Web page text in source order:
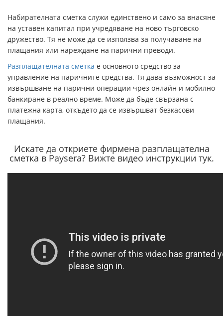
Набирателната сметка служи единствено и само за внасяне
на уставен капитал при учредяване на ново търговско
дружество. Тя не може да се използва за получаване на
плащания или нареждане на парични преводи.
Разплащателната сметка е основното средство за
управление на паричните средства. Тя дава възможност за
извършване на парични операции чрез онлайн и мобилно
банкиране в реално време. Може да бъде свързана с
платежна карта, откъдето да се извършват безкасови
плащания.
Искате да откриете фирмена разплащателна
сметка в Paysera? Вижте видео инструкции тук.